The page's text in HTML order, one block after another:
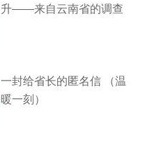
升——来自云南省的调查
一封给省长的匿名信 （温
暖一刻）